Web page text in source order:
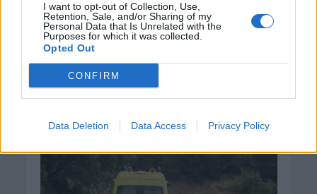
I want to opt-out of Collection, Use,
Retention, Sale, and/or Sharing of my
Personal Data that Is Unrelated with the
Purposes for which it was collected.
Opted Out
CONFIRM
Data Deletion Data Access Privacy Policy